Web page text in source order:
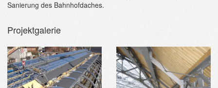
Sanierung des Bahnhofdaches.
Projektgalerie